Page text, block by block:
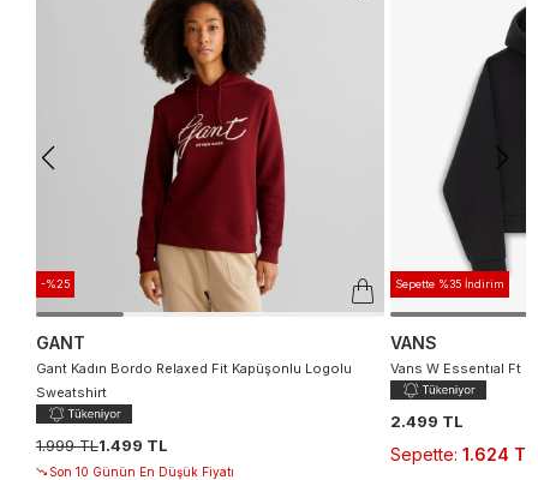
-%25
GANT
Gant Kadın Bordo Relaxed Fit Kapüşonlu Logolu
Sweatshirt
1.999 TL1.499 TL
Son 10 Günün En Düşük Fiyatı
Sepette %35 İndirim
VANS
Vans W Essentıal Ft
2.499 TL
Sepette: 1.624 TL